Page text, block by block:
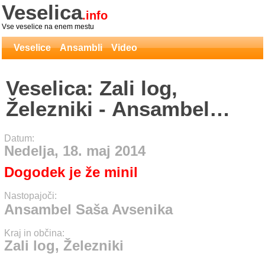
Veselica.info
Vse veselice na enem mestu
Veselice Ansambli Video
Veselica: Zali log,
Železniki - Ansambel
Saša Avsenika
Datum:
Nedelja, 18. maj 2014
Dogodek je že minil
Nastopajoči:
Ansambel Saša Avsenika
Kraj in občina:
Zali log, Železniki